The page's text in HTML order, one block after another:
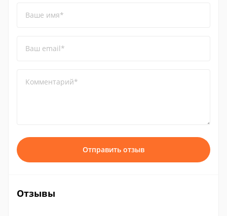
Ваше имя*
Ваш email*
Комментарий*
Отправить отзыв
Отзывы